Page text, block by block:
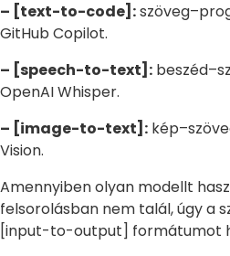
– [text-to-code]:
GitHub Copilot.
– [speech-to-text]:
OpenAI Whisper.
– [image-to-text]:
Vision.
Amennyiben olyan modellt
felsorolásban nem talál, úgy a
[input-to-output] formátumot